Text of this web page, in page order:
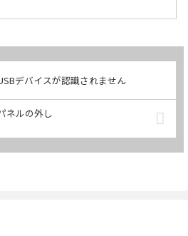
デバイスが認識されません
ネルの外し